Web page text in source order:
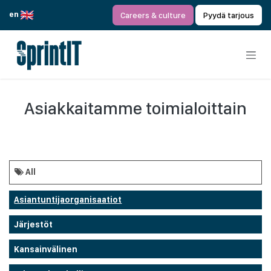
en
Careers & culture Pyydä tarjous
Asiakkaitamme toimialoittain
All
Asiantuntijaorganisaatiot
Järjestöt
Kansainvälinen